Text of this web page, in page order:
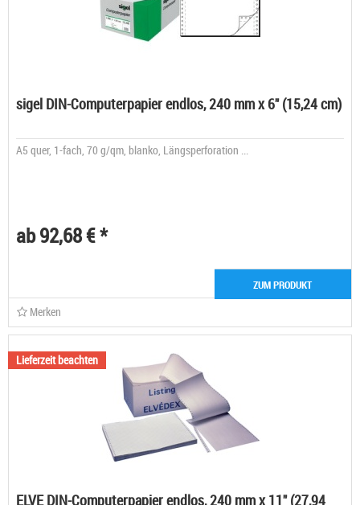
sigel DIN-Computerpapier endlos, 240 mm x 6" (15,24 cm)
A5 quer, 1-fach, 70 g/qm, blanko, Längsperforation ...
ab 92,68 € *
ZUM PRODUKT
Merken
Lieferzeit beachten
ELVE DIN-Computerpapier endlos, 240 mm x 11" (27,94